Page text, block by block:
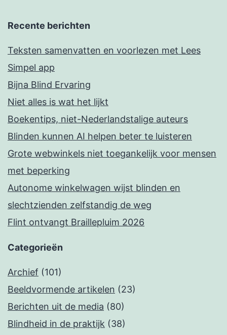
Recente berichten
Teksten samenvatten en voorlezen met Lees
Simpel app
Bijna Blind Ervaring
Niet alles is wat het lijkt
Boekentips, niet-Nederlandstalige auteurs
Blinden kunnen AI helpen beter te luisteren
Grote webwinkels niet toegankelijk voor mensen
met beperking
Autonome winkelwagen wijst blinden en
slechtzienden zelfstandig de weg
Flint ontvangt Braillepluim 2026
Categorieën
Archief (101)
Beeldvormende artikelen (23)
Berichten uit de media (80)
Blindheid in de praktijk (38)